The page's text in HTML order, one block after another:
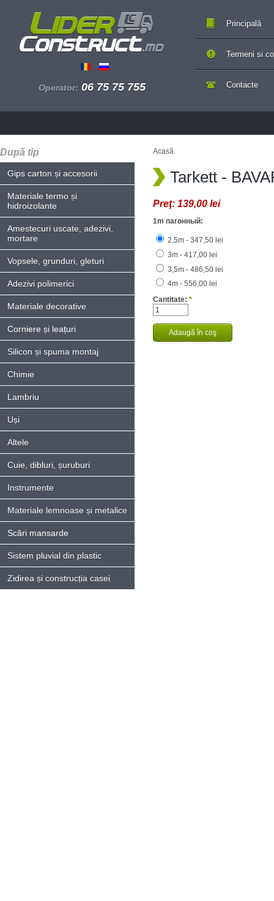
Operator: 06 75 75 755
Principală
Contacte
Termeni si
După tip
Gips carton și accesorii
Materiale termo și
hidroizolante
Amestecuri uscate, adezivi,
mortare
Vopsele, grunduri, gleturi
Adezivi polimerici
Materiale decorative
Corniere și leațuri
Silicon și spuma montaj
Chimie
Lambriu
Uși
Altele
Cuie, dibluri, șuruburi
Instrumente
Materiale lemnoase și metalice
Scări mansarde
Sistem pluvial din plastic
Zidirea și construcția casei
Acasă
Tarkett -
Preţ: 139,00 lei
1m пагонный:
2,5m - 347,50 lei
3m - 417,00 lei
3,5m - 486,50 lei
4m - 556,00 lei
Cantitate: *